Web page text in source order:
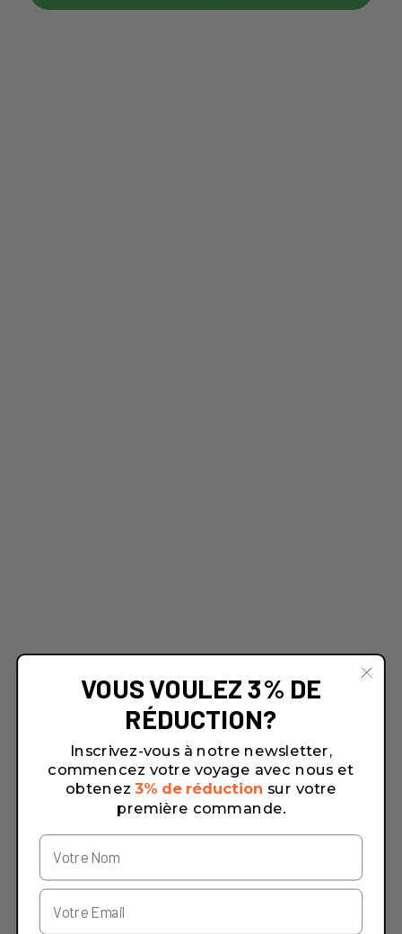
VOUS VOULEZ 3% DE
RÉDUCTION?
Inscrivez-vous à notre newsletter,
commencez votre voyage avec nous et
obtenez 3% de réduction sur votre
première commande.